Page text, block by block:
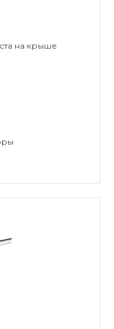
на крыше